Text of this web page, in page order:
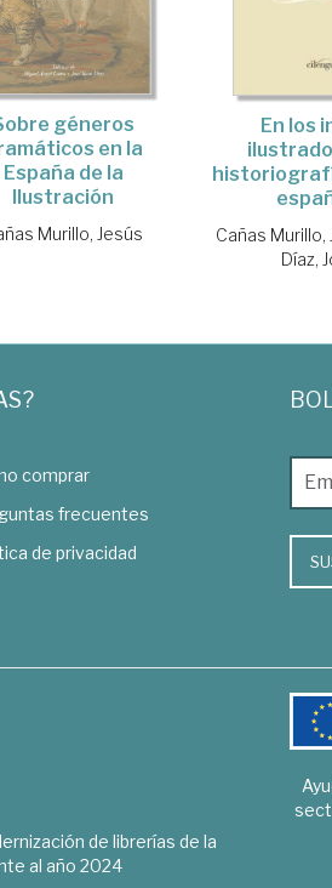
géneros
en la
España de la
Ilustración
Murillo, Jesús
En los
Cañas Murillo,
Díaz,
comprar
frecuentes
de privacidad
de librerías de la
al año 2024